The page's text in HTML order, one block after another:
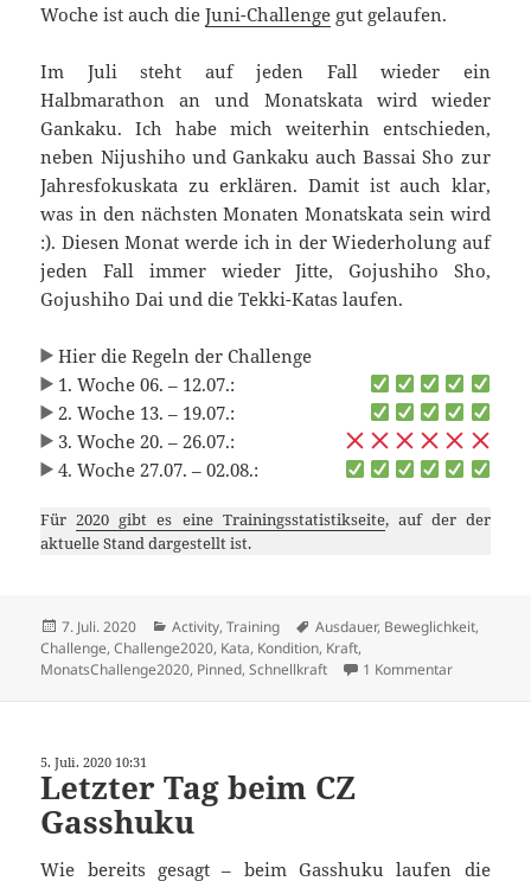
Woche ist auch dieJuni-Challenge gut gelaufen.
Im Juli steht auf jeden Fall wieder ein
Halbmarathon an und Monatskata wird wieder
Gankaku. Ich habe mich weiterhin entschieden,
neben Nijushiho und Gankaku auch Bassai Sho zur
Jahresfokuskata zu erklären. Damit ist auch klar,
was in den nächsten Monaten Monatskata sein wird
:). Diesen Monat werde ich in der Wiederholung auf
jeden Fall immer wieder Jitte, Gojushiho Sho,
Gojushiho Dai und die Tekki-Katas laufen.
Hier die Regeln der Challenge
1. Woche 06. – 12.07.:
2. Woche 13. – 19.07.:
3. Woche 20. – 26.07.:
4. Woche 27.07. – 02.08.:
Für2020 gibt es eine Trainingsstatistikseite, auf der der
aktuelle Stand dargestellt ist.
Veröffentlicht
am
7. Juli. 2020 Kategorien
Activity,Training Schlagwörter
Ausdauer, Beweglichkeit,
Challenge,Challenge2020, Kata, Kondition, Kraft,
MonatsChallenge2020, Pinned,Schnellkraft 1 Kommentarzu Juli-
5. Juli. 2020 10:31
Letzter Tag beim CZ
Gasshuku
Wie bereits gesagt – beim Gasshuku laufen die